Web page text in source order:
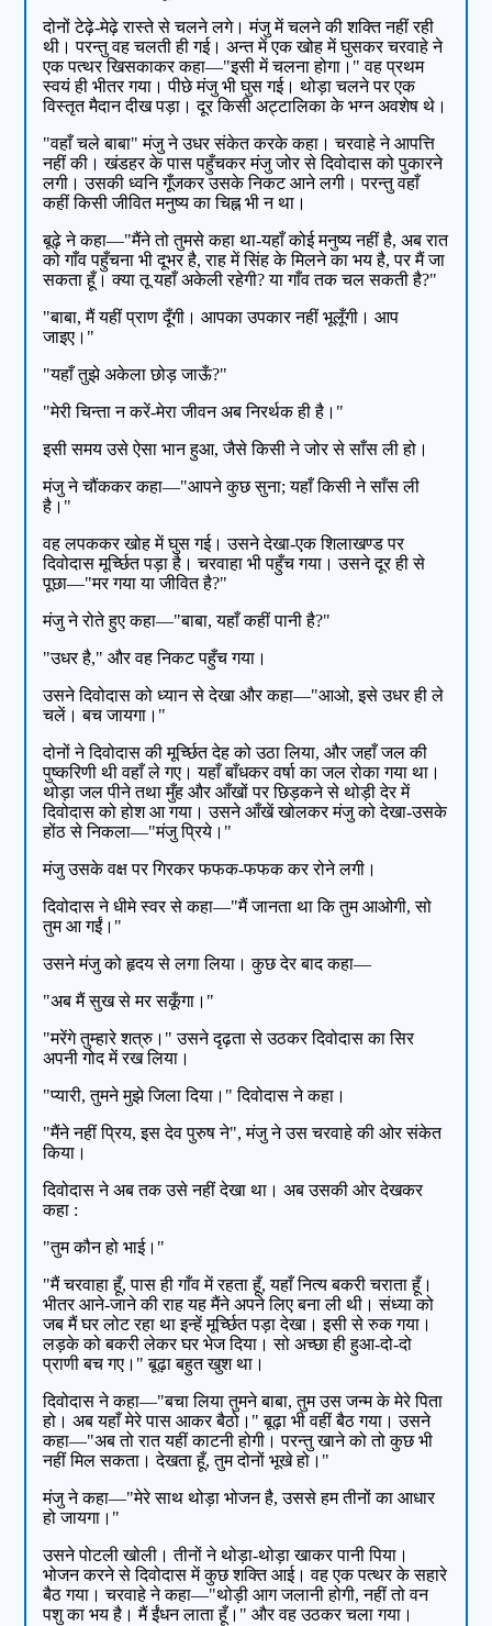
दोनों टेढ़े-मेढ़े रास्ते से चलने लगे। मंजु में चलने की शक्ति नहीं रही
थी। परन्तु वह चलती ही गई। अन्त में एक खोह में घुसकर चरवाहे ने
एक पत्थर खिसकाकर कहा—"इसी में चलना होगा।" वह प्रथम
स्वयं ही भीतर गया। पीछे मंजु भी घुस गई। थोड़ा चलने पर एक
विस्तृत मैदान दीख पड़ा। दूर किसी अट्टालिका के भग्न अवशेष थे।
"वहाँ चले बाबा" मंजु ने उधर संकेत करके कहा। चरवाहे ने आपत्ति
नहीं की। खंडहर के पास पहुँचकर मंजु जोर से दिवोदास को पुकारने
लगी। उसकी ध्वनि गूँजकर उसके निकट आने लगी। परन्तु वहाँ
कहीं किसी जीवित मनुष्य का चिह्न भी न था।
बूढ़े ने कहा—"मैंने तो तुमसे कहा था-यहाँ कोई मनुष्य नहीं है, अब रात
को गाँव पहुँचना भी दूभर है, राह में सिंह के मिलने का भय है, पर मैं जा
सकता हूँ। क्या तू यहाँ अकेली रहेगी? या गाँव तक चल सकती है?"
"बाबा, मैं यहीं प्राण दूँगी। आपका उपकार नहीं भूलूँगी। आप
जाइए।"
"यहाँ तुझे अकेला छोड़ जाऊँ?"
"मेरी चिन्ता न करें-मेरा जीवन अब निरर्थक ही है।"
इसी समय उसे ऐसा भान हुआ, जैसे किसी ने जोर से साँस ली हो।
मंजु ने चौंककर कहा—"आपने कुछ सुना; यहाँ किसी ने साँस ली
है।"
वह लपककर खोह में घुस गई। उसने देखा-एक शिलाखण्ड पर
दिवोदास मूर्च्छित पड़ा है। चरवाहा भी पहुँच गया। उसने दूर ही से
पूछा—"मर गया या जीवित है?"
मंजु ने रोते हुए कहा—"बाबा, यहाँ कहीं पानी है?"
"उधर है," और वह निकट पहुँच गया।
उसने दिवोदास को ध्यान से देखा और कहा—"आओ, इसे उधर ही ले
चलें। बच जायगा।"
दोनों ने दिवोदास की मूर्च्छित देह को उठा लिया, और जहाँ जल की
पुष्करिणी थी वहाँ ले गए। यहाँ बाँधकर वर्षा का जल रोका गया था।
थोड़ा जल पीने तथा मुँह और आँखों पर छिड़कने से थोड़ी देर में
दिवोदास को होश आ गया। उसने आँखें खोलकर मंजु को देखा-उसके
होंठ से निकला—"मंजु प्रिये।"
मंजु उसके वक्ष पर गिरकर फफक-फफक कर रोने लगी।
दिवोदास ने धीमे स्वर से कहा—"मैं जानता था कि तुम आओगी, सो
तुम आ गईं।"
उसने मंजु को हृदय से लगा लिया। कुछ देर बाद कहा—
"अब मैं सुख से मर सकूँगा।"
"मरेंगे तुम्हारे शत्रु।" उसने दृढ़ता से उठकर दिवोदास का सिर
अपनी गोद में रख लिया।
"प्यारी, तुमने मुझे जिला दिया।" दिवोदास ने कहा।
"मैंने नहीं प्रिय, इस देव पुरुष ने", मंजु ने उस चरवाहे की ओर संकेत
किया।
दिवोदास ने अब तक उसे नहीं देखा था। अब उसकी ओर देखकर
कहा :
"तुम कौन हो भाई।"
"मैं चरवाहा हूँ, पास ही गाँव में रहता हूँ, यहाँ नित्य बकरी चराता हूँ।
भीतर आने-जाने की राह यह मैंने अपने लिए बना ली थी। संध्या को
जब मैं घर लोट रहा था इन्हें मूर्च्छित पड़ा देखा। इसी से रुक गया।
लड़के को बकरी लेकर घर भेज दिया। सो अच्छा ही हुआ-दो-दो
प्राणी बच गए।" बूढ़ा बहुत खुश था।
दिवोदास ने कहा—"बचा लिया तुमने बाबा, तुम उस जन्म के मेरे पिता
हो। अब यहाँ मेरे पास आकर बैठो।" बूढ़ा भी वहीं बैठ गया। उसने
कहा—"अब तो रात यहीं काटनी होगी। परन्तु खाने को तो कुछ भी
नहीं मिल सकता। देखता हूँ, तुम दोनों भूखे हो।"
मंजु ने कहा—"मेरे साथ थोड़ा भोजन है, उससे हम तीनों का आधार
हो जायगा।"
उसने पोटली खोली। तीनों ने थोड़ा-थोड़ा खाकर पानी पिया।
भोजन करने से दिवोदास में कुछ शक्ति आई। वह एक पत्थर के सहारे
बैठ गया। चरवाहे ने कहा—"थोड़ी आग जलानी होगी, नहीं तो वन
पशु का भय है। मैं ईंधन लाता हूँ।" और वह उठकर चला गया।